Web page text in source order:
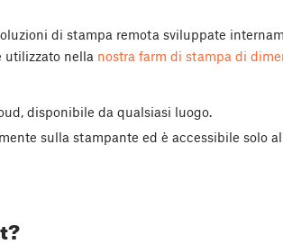
di stampa remota sviluppate
utilizzato nella nostra farm di stampa di
disponibile da qualsiasi luogo.
sulla stampante ed è accessibile solo